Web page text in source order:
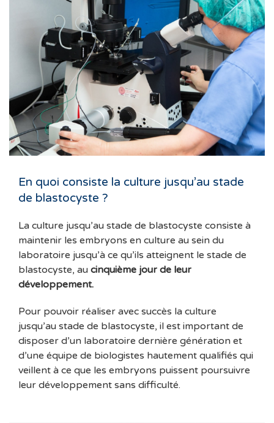
En quoi consiste la culture jusqu’au stade
de blastocyste ?
La culture jusqu’au stade de blastocyste consiste à
maintenir les embryons en culture au sein du
laboratoire jusqu’à ce qu’ils atteignent le stade de
blastocyste, au cinquième jour de leur
développement.
Pour pouvoir réaliser avec succès la culture
jusqu’au stade de blastocyste, il est important de
disposer d’un laboratoire dernière génération et
d’une équipe de biologistes hautement qualifiés qui
veillent à ce que les embryons puissent poursuivre
leur développement sans difficulté.